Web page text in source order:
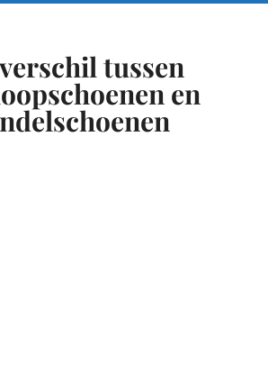
tussen
en